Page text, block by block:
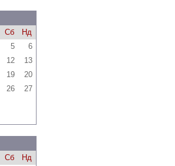
Сб
Нд
5
6
12
13
19
20
26
27
Сб
Нд